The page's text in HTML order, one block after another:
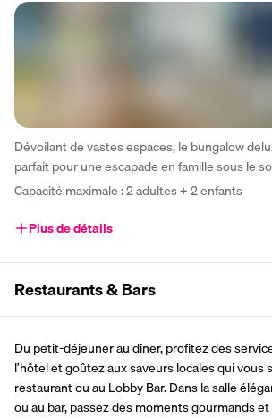
Dévoilant de vastes espaces, le bungalow
parfait pour une escapade en famille sous le
Capacité maximale : 2 adultes + 2 enfants
Plus de détails
Restaurants & Bars
Du petit-déjeuner au dîner, profitez des
l’hôtel et goûtez aux saveurs locales qui vous
restaurant ou au Lobby Bar. Dans la salle
ou au bar, passez des moments gourmands